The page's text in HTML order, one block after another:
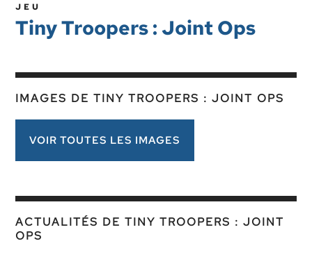
JEU
Tiny Troopers : Joint Ops
IMAGES DE TINY TROOPERS : JOINT OPS
VOIR TOUTES LES IMAGES
ACTUALITÉS DE TINY TROOPERS : JOINT
OPS